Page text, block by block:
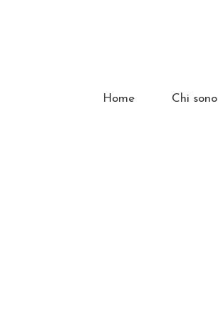
Home Chi sono